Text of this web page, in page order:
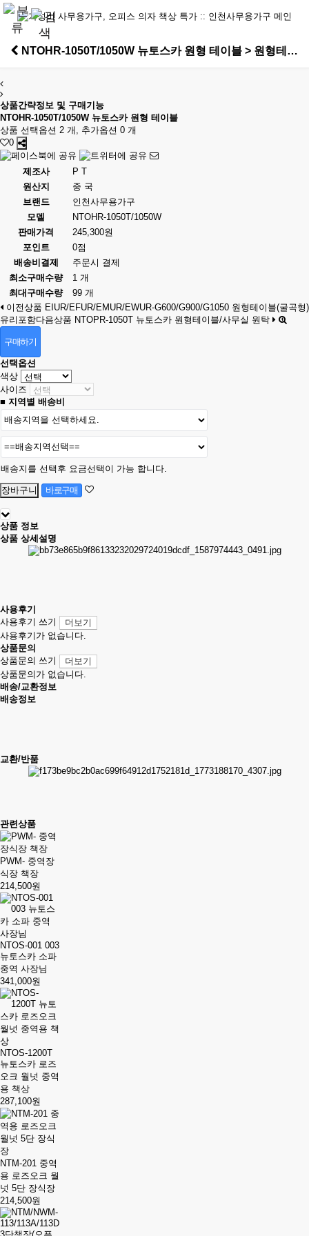
NTOHR-1050T/1050W 뉴토스카 원형 테이블 > 원형테이블
상품간략정보 및 구매기능
NTOHR-1050T/1050W 뉴토스카 원형 테이블
상품 선택옵션 2 개, 추가옵션 0 개
0
제조사
P T
원산지
중 국
브랜드
인천사무용가구
모델
NTOHR-1050T/1050W
판매가격
245,300원
포인트
0점
배송비결제
주문시 결제
최소구매수량
1 개
최대구매수량
99 개
이전상품 EIUR/EFUR/EMUR/EWUR-G600/G900/G1050 원형테이블(굴곡형)
유리포함다음상품 NTOPR-1050T 뉴토스카 원형테이블/사무실 원탁
구매하기
선택옵션
색상
사이즈
■ 지역별 배송비
배송지를 선택후 요금선택이 가능 합니다.
상품 정보
상품 상세설명
사용후기
사용후기 쓰기
더보기
사용후기가 없습니다.
상품문의
상품문의 쓰기
더보기
상품문의가 없습니다.
배송/교환정보
배송정보
교환/반품
관련상품
PWM- 중역장
식장 책장
214,500원
NTOS-001 003
뉴토스카 소파
중역 사장님
341,000원
NTOS-1200T
뉴토스카 로즈
오크 월넛 중역
용 책상
287,100원
NTM-201 중역
용 로즈오크 월
넛 5단 장식장
214,500원